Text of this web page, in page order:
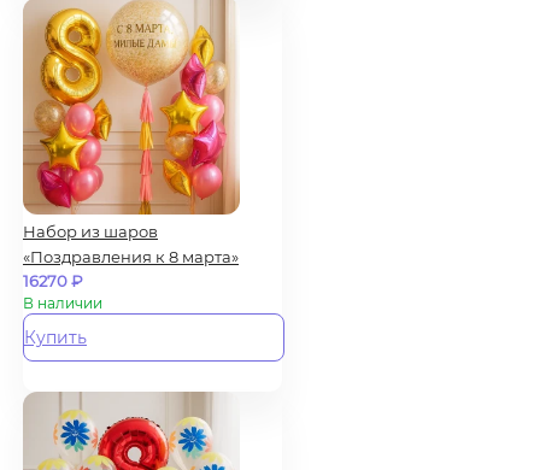
Набор из шаров
«Поздравления к 8 марта»
16270₽
В наличии
Купить